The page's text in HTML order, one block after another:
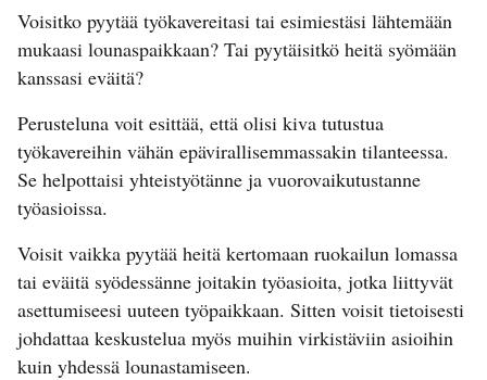
Voisitko pyytää työkavereitasi tai esimiestäsi lähtemään
mukaasi lounaspaikkaan? Tai pyytäisitkö heitä syömään
kanssasi eväitä?
Perusteluna voit esittää, että olisi kiva tutustua
työkavereihin vähän epävirallisemmassakin tilanteessa.
Se helpottaisi yhteistyötänne ja vuorovaikutustanne
työasioissa.
Voisit vaikka pyytää heitä kertomaan ruokailun lomassa
tai eväitä syödessänne joitakin työasioita, jotka liittyvät
asettumiseesi uuteen työpaikkaan. Sitten voisit tietoisesti
johdattaa keskustelua myös muihin virkistäviin asioihin
kuin yhdessä lounastamiseen.